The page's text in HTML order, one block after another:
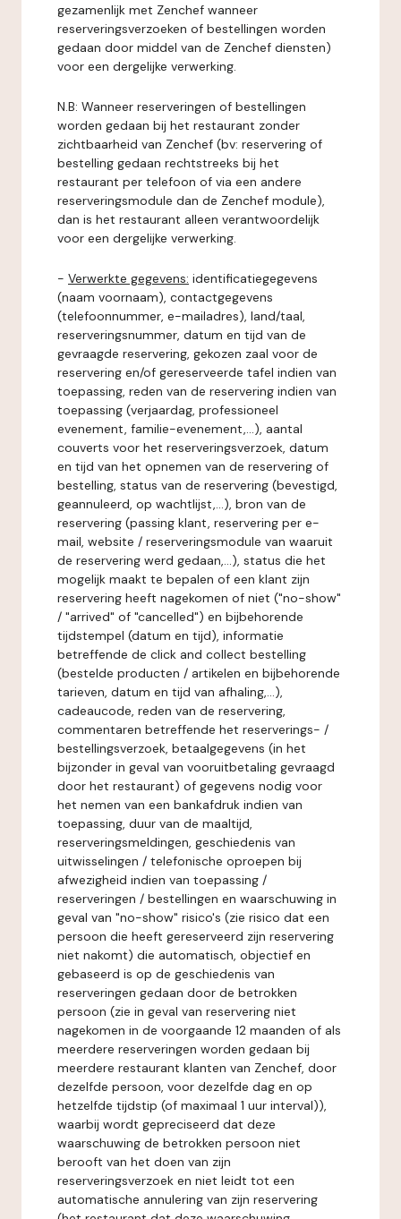
gezamenlijk met Zenchef wanneer
reserveringsverzoeken of bestellingen worden
gedaan door middel van de Zenchef diensten)
voor een dergelijke verwerking.
N.B: Wanneer reserveringen of bestellingen
worden gedaan bij het restaurant zonder
zichtbaarheid van Zenchef (bv: reservering of
bestelling gedaan rechtstreeks bij het
restaurant per telefoon of via een andere
reserveringsmodule dan de Zenchef module),
dan is het restaurant alleen verantwoordelijk
voor een dergelijke verwerking.
- Verwerkte gegevens: identificatiegegevens
(naam voornaam), contactgegevens
(telefoonnummer, e-mailadres), land/taal,
reserveringsnummer, datum en tijd van de
gevraagde reservering, gekozen zaal voor de
reservering en/of gereserveerde tafel indien van
toepassing, reden van de reservering indien van
toepassing (verjaardag, professioneel
evenement, familie-evenement,...), aantal
couverts voor het reserveringsverzoek, datum
en tijd van het opnemen van de reservering of
bestelling, status van de reservering (bevestigd,
geannuleerd, op wachtlijst,...), bron van de
reservering (passing klant, reservering per e-
mail, website / reserveringsmodule van waaruit
de reservering werd gedaan,...), status die het
mogelijk maakt te bepalen of een klant zijn
reservering heeft nagekomen of niet ("no-show"
/ "arrived" of "cancelled") en bijbehorende
tijdstempel (datum en tijd), informatie
betreffende de click and collect bestelling
(bestelde producten / artikelen en bijbehorende
tarieven, datum en tijd van afhaling,...),
cadeaucode, reden van de reservering,
commentaren betreffende het reserverings- /
bestellingsverzoek, betaalgegevens (in het
bijzonder in geval van vooruitbetaling gevraagd
door het restaurant) of gegevens nodig voor
het nemen van een bankafdruk indien van
toepassing, duur van de maaltijd,
reserveringsmeldingen, geschiedenis van
uitwisselingen / telefonische oproepen bij
afwezigheid indien van toepassing /
reserveringen / bestellingen en waarschuwing in
geval van "no-show" risico's (zie risico dat een
persoon die heeft gereserveerd zijn reservering
niet nakomt) die automatisch, objectief en
gebaseerd is op de geschiedenis van
reserveringen gedaan door de betrokken
persoon (zie in geval van reservering niet
nagekomen in de voorgaande 12 maanden of als
meerdere reserveringen worden gedaan bij
meerdere restaurant klanten van Zenchef, door
dezelfde persoon, voor dezelfde dag en op
hetzelfde tijdstip (of maximaal 1 uur interval)),
waarbij wordt gepreciseerd dat deze
waarschuwing de betrokken persoon niet
berooft van het doen van zijn
reserveringsverzoek en niet leidt tot een
automatische annulering van zijn reservering